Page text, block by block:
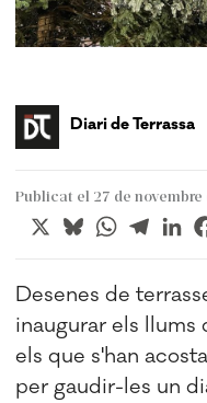
Diari de Terrassa
Publicat el 27 de novembre
X BlueskyWhatsApp
Desenes de
inaugurar els
els que s'han
per gaudir-les un